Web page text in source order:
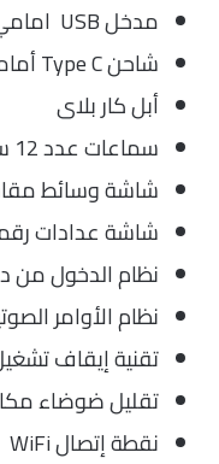
مدخل USB امامي وخلفي
شاحن Type C أمامي وخلفي
أبل كار بلاى
سماعات عدد 12 سوني
شاشة وسائط مقاس 15.6
شاشة عدادات رقمية
نظام الدخول من
نظام الأوامر
تقنية إيقاف
تقليل ضوضاء
نقطة إتصال WiFi